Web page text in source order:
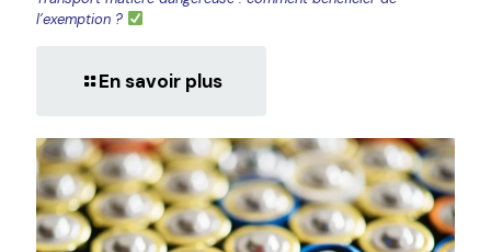
l’exemption ?
En savoir plus